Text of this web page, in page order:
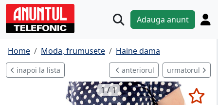
Adauga anunt
Home Moda, frumusete Haine dama
inapoi la lista anteriorul urmatorul
1 / 1